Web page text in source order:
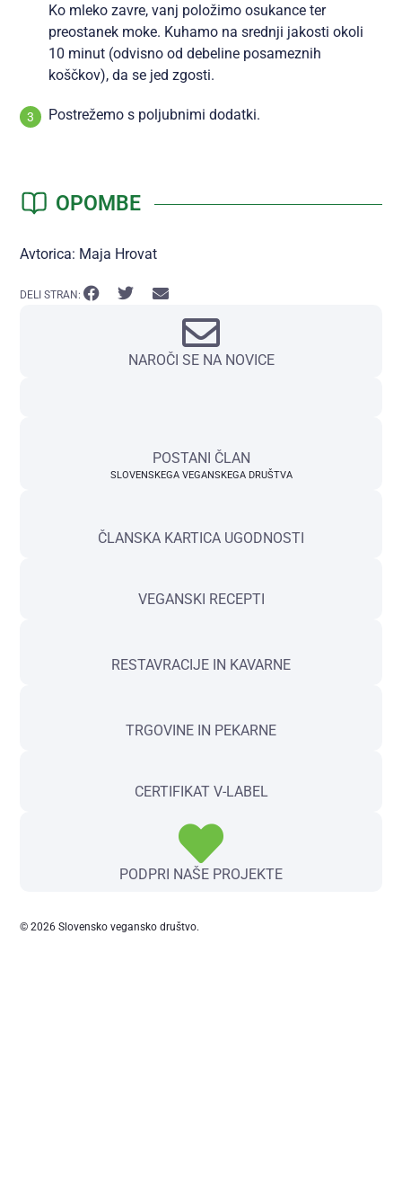
Ko mleko zavre, vanj položimo osukance ter
preostanek moke. Kuhamo na srednji jakosti okoli
10 minut (odvisno od debeline posameznih
koščkov), da se jed zgosti.
Postrežemo s poljubnimi dodatki.
OPOMBE
Avtorica: Maja Hrovat
DELI STRAN:
NAROČI SE NA NOVICE
POSTANI ČLAN
SLOVENSKEGA VEGANSKEGA DRUŠTVA
ČLANSKA KARTICA UGODNOSTI
VEGANSKI RECEPTI
RESTAVRACIJE IN KAVARNE
TRGOVINE IN PEKARNE
CERTIFIKAT V-LABEL
PODPRI NAŠE PROJEKTE
© 2026 Slovensko vegansko društvo.